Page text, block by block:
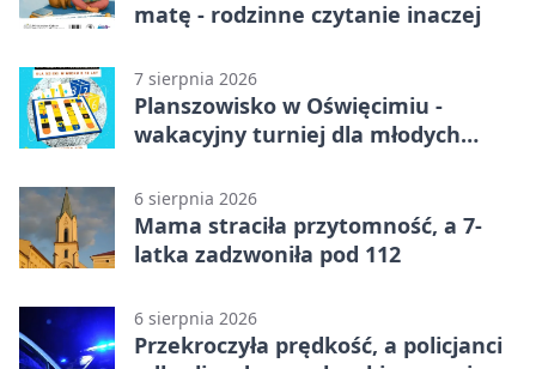
matę - rodzinne czytanie inaczej
7 sierpnia 2026
Planszowisko w Oświęcimiu -
wakacyjny turniej dla młodych
6 sierpnia 2026
Mama straciła przytomność, a 7-
latka zadzwoniła pod 112
6 sierpnia 2026
Przekroczyła prędkość, a policjanci